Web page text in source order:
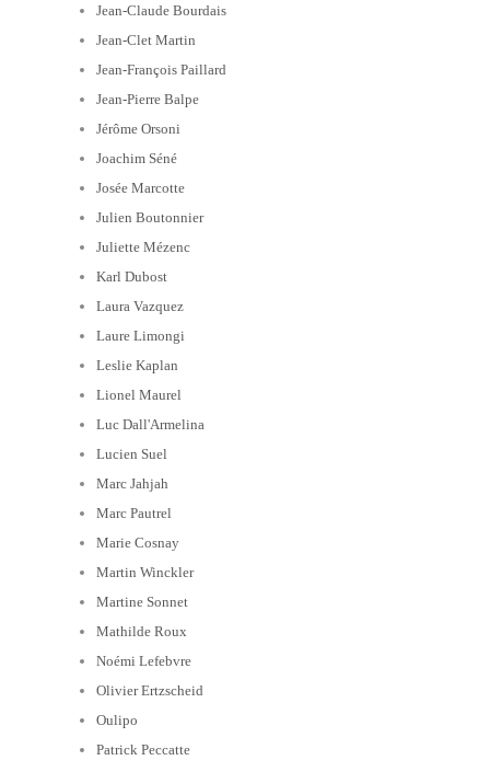
Jean-Claude Bourdais
Jean-Clet Martin
Jean-François Paillard
Jean-Pierre Balpe
Jérôme Orsoni
Joachim Séné
Josée Marcotte
Julien Boutonnier
Juliette Mézenc
Karl Dubost
Laura Vazquez
Laure Limongi
Leslie Kaplan
Lionel Maurel
Luc Dall'Armelina
Lucien Suel
Marc Jahjah
Marc Pautrel
Marie Cosnay
Martin Winckler
Martine Sonnet
Mathilde Roux
Noémi Lefebvre
Olivier Ertzscheid
Oulipo
Patrick Peccatte